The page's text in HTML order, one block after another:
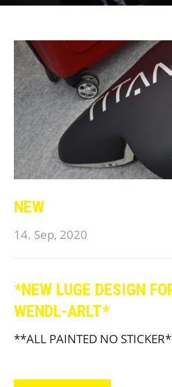
NEW
14. Sep, 2020
*NEW LUGE DESIGN
WENDL-ARLT*
**ALL PAINTED NO STICKER*